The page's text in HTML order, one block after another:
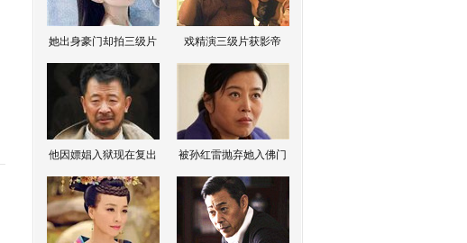
她出身豪门却拍三级片 戏精演三级片获影帝
他因嫖娼入狱现在复出 被孙红雷抛弃她入佛门